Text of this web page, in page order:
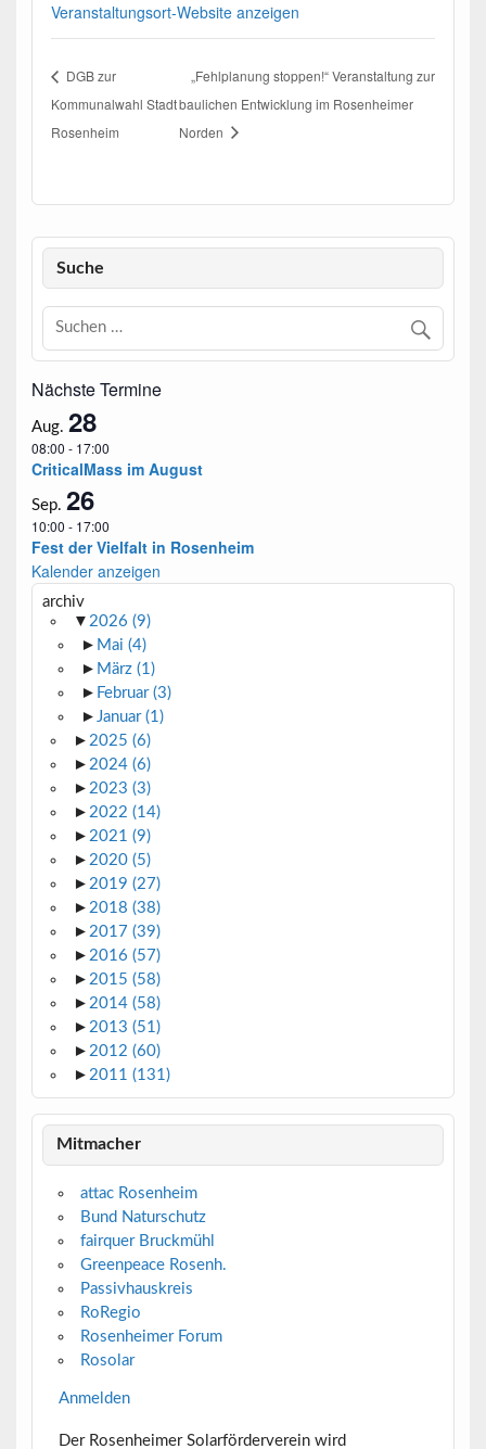
Veranstaltungsort-Website anzeigen
DGB zur
Kommunalwahl Stadt
Rosenheim
„Fehlplanung stoppen!“ Veranstaltung zur
baulichen Entwicklung im Rosenheimer
Norden
Suche
Nächste Termine
Aug. 28
08:00 - 17:00
CriticalMass im August
Sep. 26
10:00 - 17:00
Fest der Vielfalt in Rosenheim
Kalender anzeigen
archiv
▼ 2026 (9)
► Mai(4)
► März(1)
► Februar(3)
► Januar(1)
► 2025 (6)
► 2024 (6)
► 2023 (3)
► 2022 (14)
► 2021 (9)
► 2020 (5)
► 2019 (27)
► 2018 (38)
► 2017 (39)
► 2016 (57)
► 2015 (58)
► 2014 (58)
► 2013 (51)
► 2012 (60)
► 2011 (131)
Mitmacher
attac Rosenheim
Bund Naturschutz
fairquer Bruckmühl
Greenpeace Rosenh.
Passivhauskreis
RoRegio
Rosenheimer Forum
Rosolar
Anmelden
Der Rosenheimer Solarförderverein wird